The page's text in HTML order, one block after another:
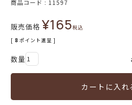
商品コード 11597
販売価格 ¥165税込
[ 8 ポイント進呈 ]
カートに入れ